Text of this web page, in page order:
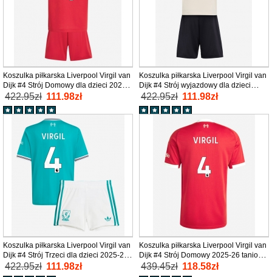
Koszulka piłkarska Liverpool Virgil van
Dijk #4 Strój Domowy dla dzieci 2025-
26 tanio Krótki Rękaw (+ Krótkie
spodenki)
422.95zł 111.98zł
Koszulka piłkarska Liverpool Virgil van
Dijk #4 Strój wyjazdowy dla dzieci
2025-26 tanio Krótki Rękaw (+ Krótkie
spodenki)
422.95zł 111.98zł
Koszulka piłkarska Liverpool Virgil van
Dijk #4 Strój Trzeci dla dzieci 2025-26
tanio Krótki Rękaw (+ Krótkie spodenki)
422.95zł 111.98zł
Koszulka piłkarska Liverpool Virgil van
Dijk #4 Strój Domowy 2025-26 tanio
Krótki Rękaw
439.45zł 118.58zł